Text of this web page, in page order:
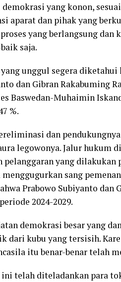
yang konon,
aparat dan pihak yang
yang berlangsung
saja.
yang unggul segera
dan Gibran Rakabuming
Baswedan-Muhaimin
%.
dan
legowonya. Jalur
pelanggaran yang
sang
Prabowo Subiyanto dan
2024-2029.
demokrasi besar yang
dari kubu yang tersisih.
itu benar-benar telah
telah diteladankan para